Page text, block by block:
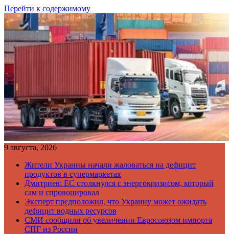
Перейти к содержимому
9 августа, 2026
Жители Украины начали жаловаться на дефицит
продуктов в супермаркетах
Дмитриев: ЕС столкнулся с энергокризисом, который
сам и спровоцировал
Эксперт предположил, что Украину может ожидать
дефицит водных ресурсов
СМИ сообщили об увеличении Евросоюзом импорта
СПГ из России